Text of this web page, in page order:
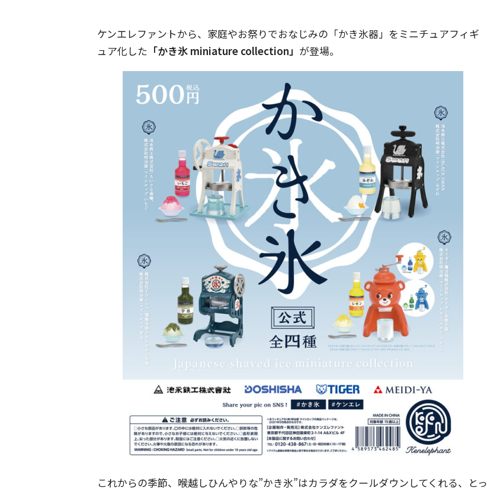
ケンエレファントから、​家庭やお祭りでおなじみの​「かき氷器」をミニチュアフィギ
ュア化した​ 「かき氷 miniature collection」 が登場。
これからの季節、喉越しひんやりな”かき氷”はカラダをクールダウンしてくれる、とっ